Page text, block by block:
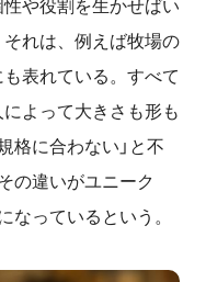
や役割を生かせばい
れは、例えば牧場の
表れている。すべて
よって大きさも形も
格に合わない」と不
の違いがユニーク
なっているという。